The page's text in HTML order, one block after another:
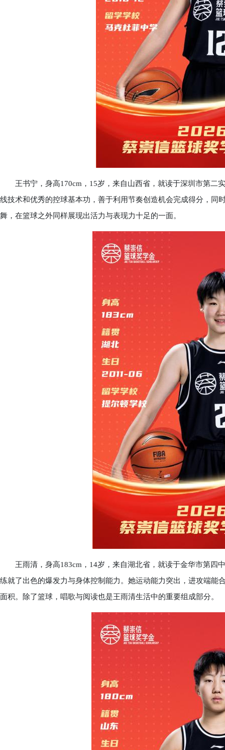
王书宁，身高170cm，15岁，来自山西省，就读于深圳市第二
线技术和优秀的控球基本功，善于利用节奏创造机会完成得分，同
舞，在篮球之外同样展现出活力与表现力十足的一面。
王雨清，身高183cm，14岁，来自湖北省，就读于金华市第四
练就了出色的爆发力与身体控制能力。她运动能力突出，进攻端能
面积。除了篮球，唱歌与阅读也是王雨清生活中的重要组成部分。